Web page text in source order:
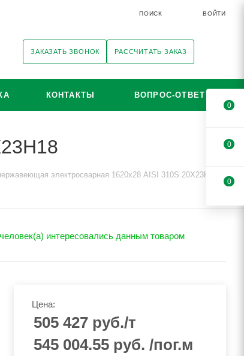
ПОИСК ВОЙТИ
ЗАКАЗАТЬ ЗВОНОК РАССЧИТАТЬ ЗАКАЗ
КОНТАКТЫ ВОПРОС-ОТВЕТ
электросварная 1620х28 AISI 310S 20Х23Н18
интересовались данным товаром
Цена:
505 427руб./т
545 004.55 руб. /пог.м
0
0
0